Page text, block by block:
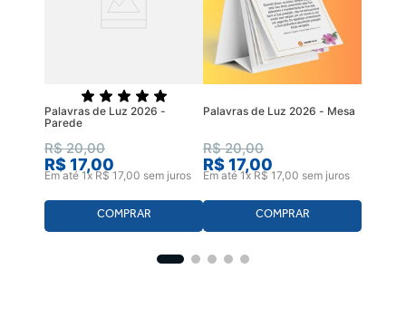
Palavras de Luz 2026 -
Parede
R$ 20,00
R$17,00
Em até 1x R$ 17 00 sem juros
Palavras de Luz 2026 - Mesa
R$ 20,00
R$17,00
Em até 1x R$ 17 00 sem juros